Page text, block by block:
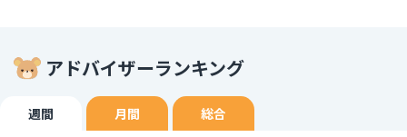
アドバイザーランキング
週間 月間 総合